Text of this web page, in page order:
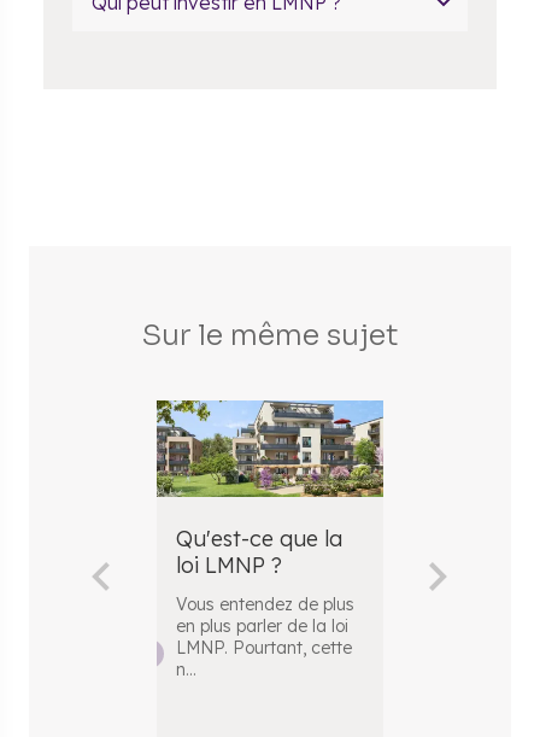
Sur le même sujet
Qu'est-ce que la
loi LMNP ?
Vous entendez de plus
en plus parler de la loi
LMNP. Pourtant, cette
n...
la plus-
LMNP ?